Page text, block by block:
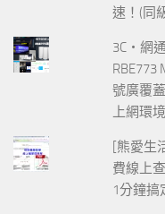
速！(同
3C‧網
RBE773
號廣覆
上網環
[熊愛生
費線上
1分鐘搞